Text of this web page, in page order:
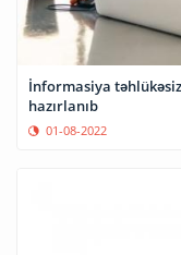
İnformasiya
hazırlanıb
01-08-2022